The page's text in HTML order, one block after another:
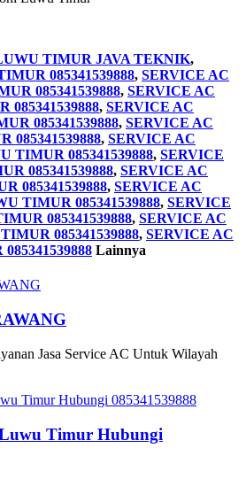
TIMUR JAVA TEKNIK,
085341539888, SERVICE AC
085341539888, SERVICE AC
085341539888, SERVICE AC
085341539888, SERVICE AC
, SERVICE AC
TIMUR 085341539888, SERVICE
085341539888, SERVICE AC
085341539888, SERVICE AC
TIMUR 085341539888, SERVICE
085341539888, SERVICE AC
085341539888, SERVICE AC
Lainnya
Jasa Service AC Untuk Wilayah
Timur Hubungi